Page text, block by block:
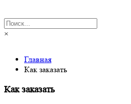
×
Главная
Как заказать
Как заказать